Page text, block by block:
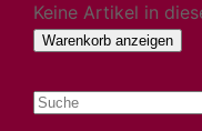
Keine Artikel in